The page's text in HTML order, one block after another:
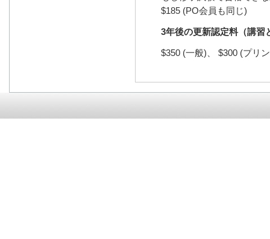
$185 (PO会員も同じ)
3年後の更新認定料（講習
$350 (一般)、 $300 (プリ